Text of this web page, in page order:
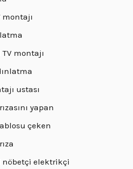
montajı
montajı
ustası
yapan
çeken
nöbetçi elektrikçi